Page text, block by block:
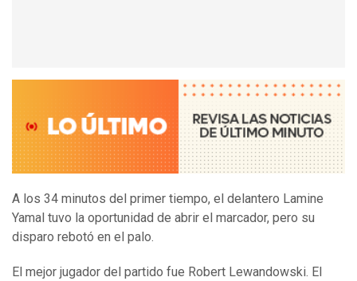
A los 34 minutos del primer tiempo, el delantero Lamine
Yamal tuvo la oportunidad de abrir el marcador, pero su
disparo rebotó en el palo.
El mejor jugador del partido fue Robert Lewandowski. El